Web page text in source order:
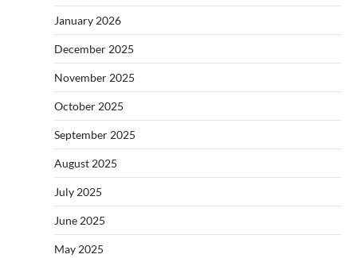
January 2026
December 2025
November 2025
October 2025
September 2025
August 2025
July 2025
June 2025
May 2025